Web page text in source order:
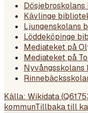
Kävlinge
Ljungenskolans
Löddeköpinge
Mediateket på
Mediateket på
Källa: Wikidata (
kommunTillbaka till